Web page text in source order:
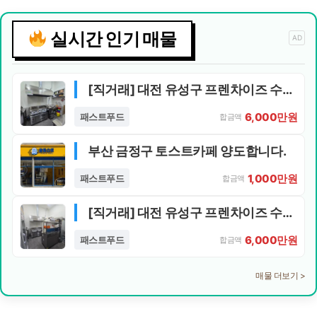
실시간 인기 매물 AD
[직거래] 대전 유성구 프렌차이즈 수제버거집 양도합니다.
패스트푸드 합금액 6,000만원
부산 금정구 토스트카페 양도합니다.
패스트푸드 합금액 1,000만원
[직거래] 대전 유성구 프렌차이즈 수제버거집 양도합니다.
패스트푸드 합금액 6,000만원
매물 더보기 >